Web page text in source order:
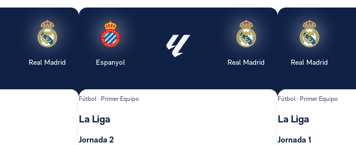
Real Madrid Espanyol Real Madrid
Fútbol · Primer Equipo
La Liga
Jornada 2
Real Madrid
Fútbol · Primer Equipo
La Liga
Jornada 1